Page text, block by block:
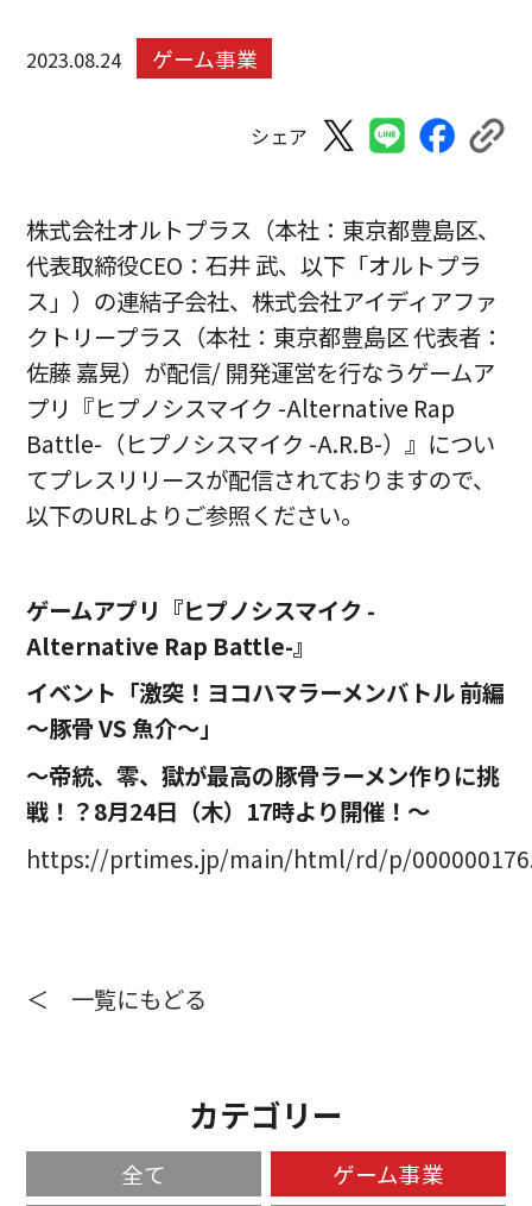
2023.08.24 ゲーム事業
シェア
株式会社オルトプラス（本社：東京都豊島区、
代表取締役CEO：石井 武、以下「オルトプラ
ス」）の連結子会社、株式会社アイディアファ
クトリープラス（本社：東京都豊島区 代表者：
佐藤 嘉晃）が配信/ 開発運営を行なうゲームア
プリ『ヒプノシスマイク -Alternative Rap
Battle-（ヒプノシスマイク -A.R.B-）』につい
てプレスリリースが配信されておりますので、
以下のURLよりご参照ください。
ゲームアプリ『ヒプノシスマイク -
Alternative Rap Battle-』
イベント「激突！ヨコハマラーメンバトル 前編
～豚骨 VS 魚介～」
～帝統、零、獄が最高の豚骨ラーメン作りに挑
戦！？8月24日（木）17時より開催！～
https://prtimes.jp/main/html/rd/p/
＜ 一覧にもどる
カテゴリー
全て
ゲーム事業